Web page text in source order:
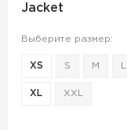
Jacket
Выберите размер:
XS S M
XL XXL